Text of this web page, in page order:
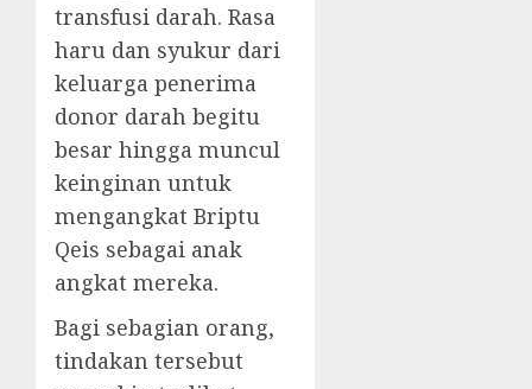
transfusi darah. Rasa
haru dan syukur dari
keluarga penerima
donor darah begitu
besar hingga muncul
keinginan untuk
mengangkat Briptu
Qeis sebagai anak
angkat mereka.
Bagi sebagian orang,
tindakan tersebut